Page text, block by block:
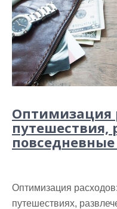
Оптимизация
путешествия,
Оптимизация
путешествиях,